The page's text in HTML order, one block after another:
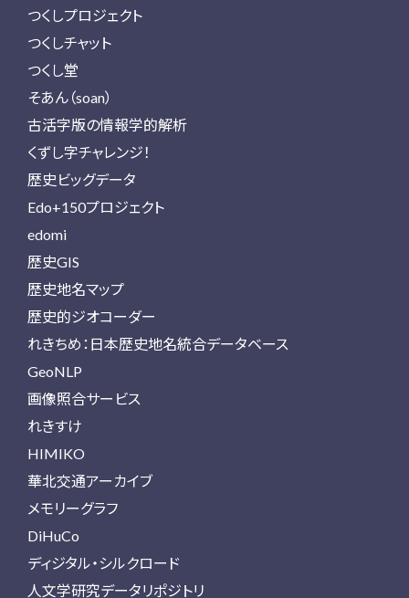
つくしプロジェクト
つくしチャット
つくし堂
そあん（soan）
古活字版の情報学的解析
くずし字チャレンジ！
歴史ビッグデータ
Edo+150プロジェクト
edomi
歴史GIS
歴史地名マップ
歴史的ジオコーダー
れきちめ：日本歴史地名統合データベース
GeoNLP
画像照合サービス
れきすけ
HIMIKO
華北交通アーカイブ
メモリーグラフ
DiHuCo
ディジタル・シルクロード
人文学研究データリポジトリ